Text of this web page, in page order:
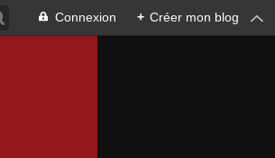
Connexion + Créer mon blog